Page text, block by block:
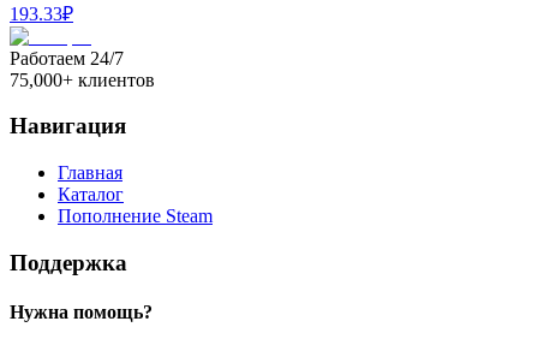
193.33₽
Работаем 24/7
75,000+ клиентов
Навигация
Главная
Каталог
Пополнение Steam
Поддержка
Нужна помощь?